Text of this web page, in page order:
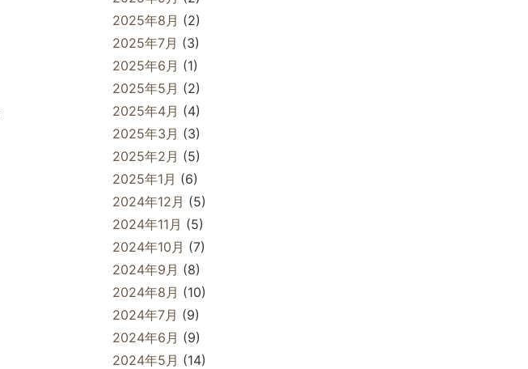
2025年8月 (2)
2025年7月 (3)
2025年6月 (1)
2025年5月 (2)
2025年4月 (4)
2025年3月 (3)
2025年2月 (5)
2025年1月 (6)
2024年12月 (5)
2024年11月 (5)
2024年10月 (7)
2024年9月 (8)
2024年8月 (10)
2024年7月 (9)
2024年6月 (9)
2024年5月 (14)